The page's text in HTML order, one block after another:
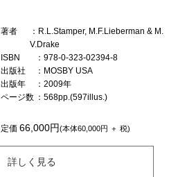
著者
：R.L.Stamper, M.F.Lieberman & M.
V.Drake
ISBN
：978-0-323-02394-8
出版社
：MOSBY USA
出版年
：2009年
ページ数 ：568pp.(597illus.)
定価66,000円(本体60,000円 ＋ 税)
詳しく見る